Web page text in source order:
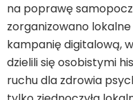
na poprawę
zorganizowano
kampanię digitalową,
dzielili się osobistymi
ruchu dla zdrowia